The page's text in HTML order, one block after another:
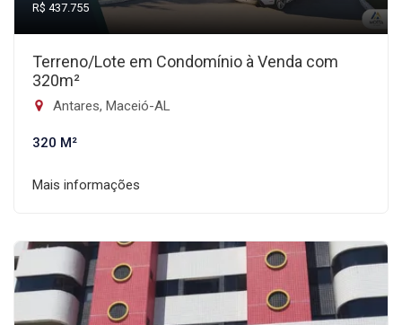
R$ 437.755
Terreno/Lote em Condomínio à Venda com
320m²
Antares, Maceió-AL
320 M²
Mais informações